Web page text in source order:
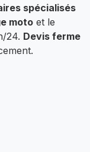
spécialisés
moto et le
24. Devis ferme